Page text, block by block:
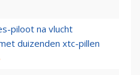
piloot na vlucht
duizenden xtc-pillen